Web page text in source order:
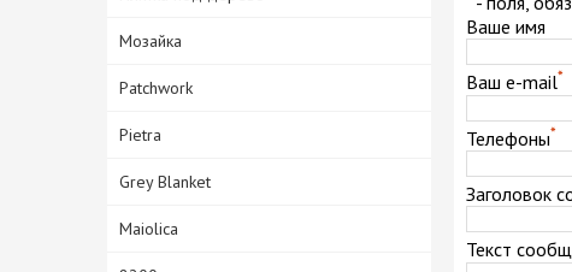
Мозайка
Patchwork
Pietra
Grey Blanket
Maiolica
Ваше имя
Ваш e-mail*
Телефоны*
Заголовок
Текст